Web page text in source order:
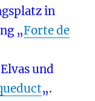
in
„Forte de
und
„.